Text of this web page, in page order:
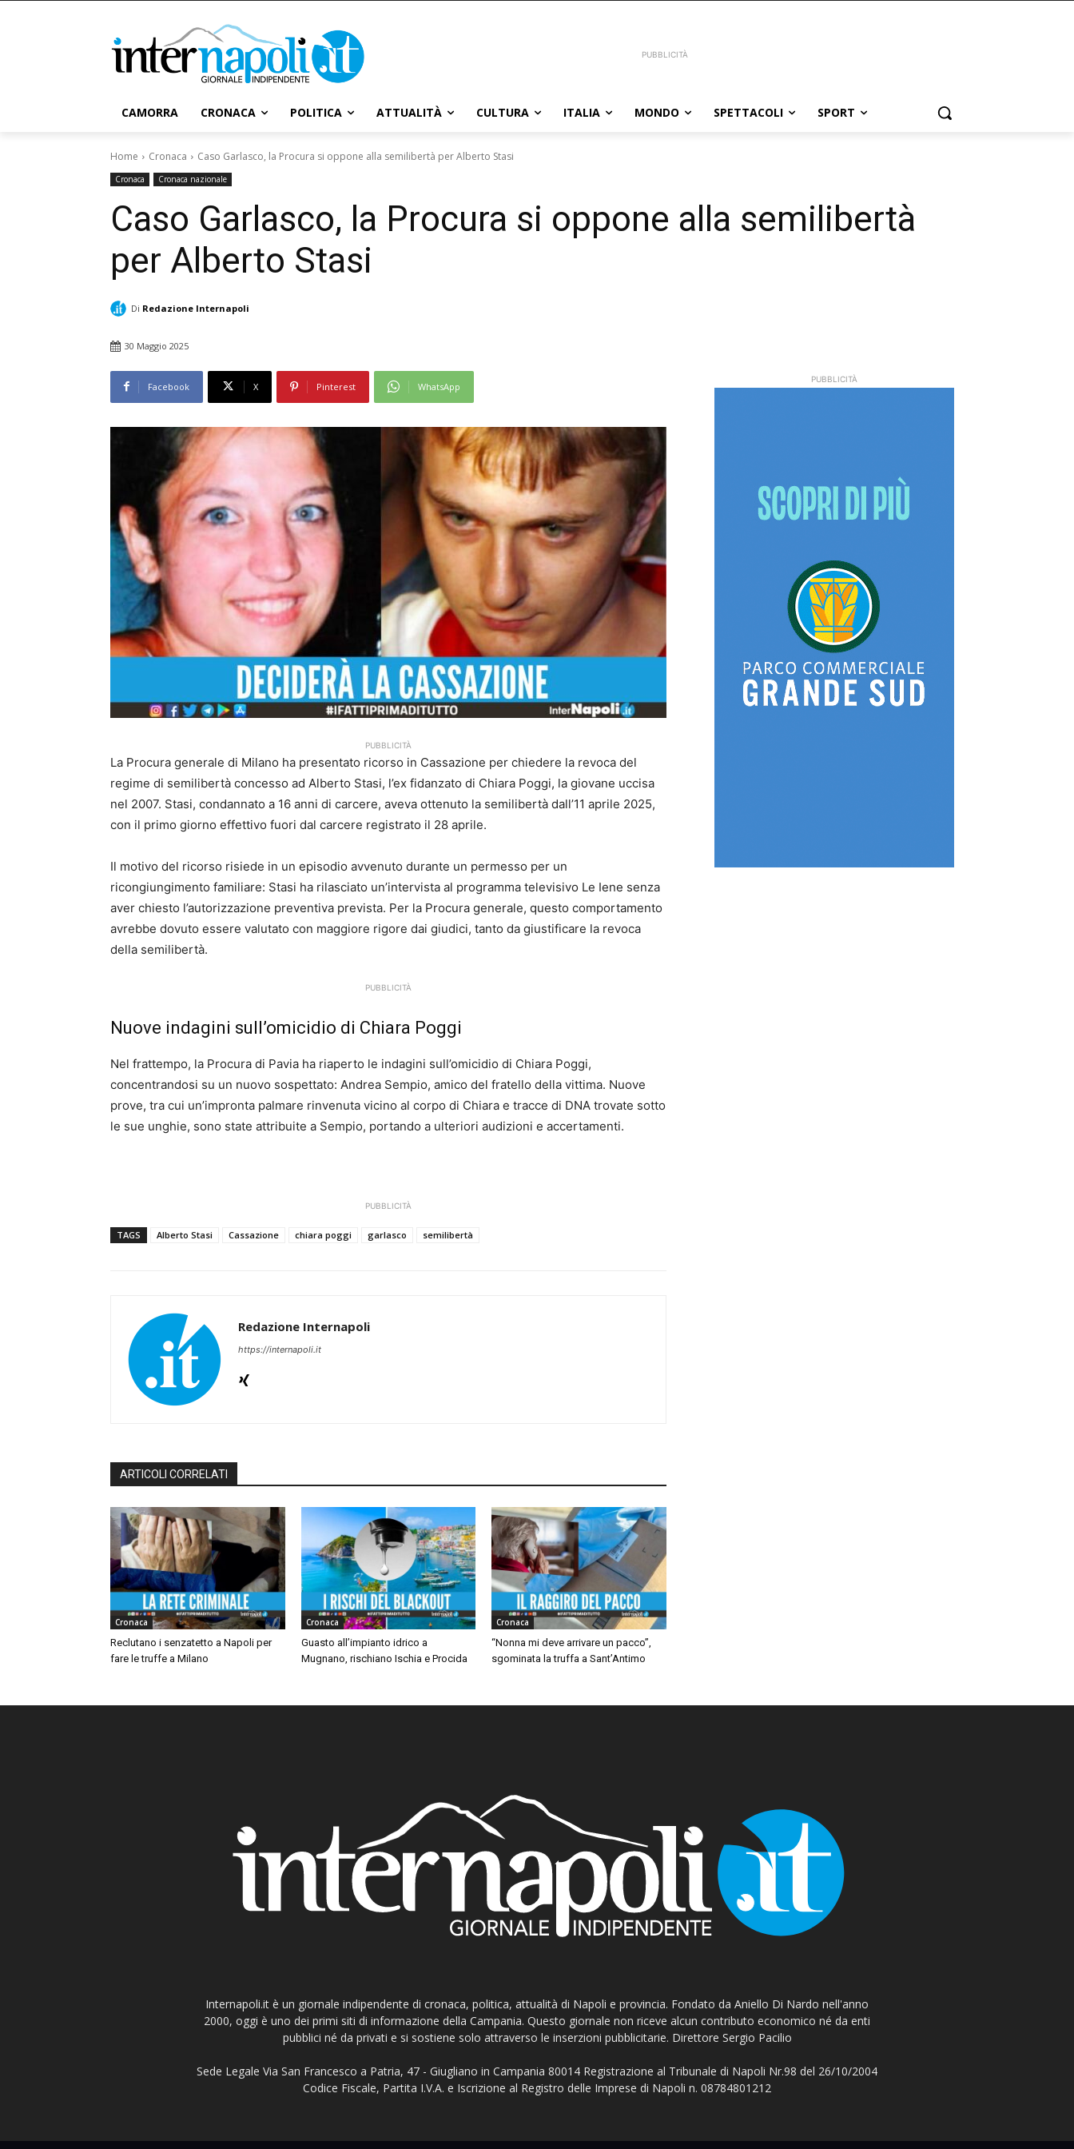
PUBBLICITÀ
CAMORRA CRONACA POLITICA ATTUALITÀ CULTURA ITALIA MONDO SPETTACOLI SPORT
Home Cronaca Caso Garlasco, la Procura si oppone alla semilibertà per Alberto Stasi
Cronaca Cronaca nazionale
Caso Garlasco, la Procura si oppone alla semilibertà
per Alberto Stasi
Di Redazione Internapoli
30 Maggio 2025
Facebook X Pinterest WhatsApp
PUBBLICITÀ
La Procura generale di Milano ha presentato ricorso in Cassazione per chiedere la revoca del
regime di semilibertà concesso ad Alberto Stasi, l’ex fidanzato di Chiara Poggi, la giovane uccisa
nel 2007. Stasi, condannato a 16 anni di carcere, aveva ottenuto la semilibertà dall’11 aprile 2025,
con il primo giorno effettivo fuori dal carcere registrato il 28 aprile.
Il motivo del ricorso risiede in un episodio avvenuto durante un permesso per un
ricongiungimento familiare: Stasi ha rilasciato un’intervista al programma televisivo Le Iene senza
aver chiesto l’autorizzazione preventiva prevista. Per la Procura generale, questo comportamento
avrebbe dovuto essere valutato con maggiore rigore dai giudici, tanto da giustificare la revoca
della semilibertà.
PUBBLICITÀ
Nuove indagini sull’omicidio di Chiara Poggi
Nel frattempo, la Procura di Pavia ha riaperto le indagini sull’omicidio di Chiara Poggi,
concentrandosi su un nuovo sospettato: Andrea Sempio, amico del fratello della vittima. Nuove
prove, tra cui un’impronta palmare rinvenuta vicino al corpo di Chiara e tracce di DNA trovate sotto
le sue unghie, sono state attribuite a Sempio, portando a ulteriori audizioni e accertamenti.
PUBBLICITÀ
TAGS Alberto Stasi Cassazione chiara poggi garlasco semilibertà
Redazione Internapoli
https://internapoli.it
ARTICOLI CORRELATI
Cronaca
Reclutano i senzatetto a Napoli per
fare le truffe a Milano
Cronaca
Guasto all’impianto idrico a
Mugnano, rischiano Ischia e Procida
Cronaca
“Nonna mi deve arrivare un pacco”,
sgominata la truffa a Sant’Antimo
PUBBLICITÀ
Internapoli.it è un giornale indipendente di cronaca, politica, attualità di Napoli e provincia. Fondato da Aniello Di Nardo nell'anno
2000, oggi è uno dei primi siti di informazione della Campania. Questo giornale non riceve alcun contributo economico né da enti
pubblici né da privati e si sostiene solo attraverso le inserzioni pubblicitarie. Direttore Sergio Pacilio
Sede Legale Via San Francesco a Patria, 47 - Giugliano in Campania 80014 Registrazione al Tribunale di Napoli Nr.98 del 26/10/2004
Codice Fiscale, Partita I.V.A. e Iscrizione al Registro delle Imprese di Napoli n. 08784801212